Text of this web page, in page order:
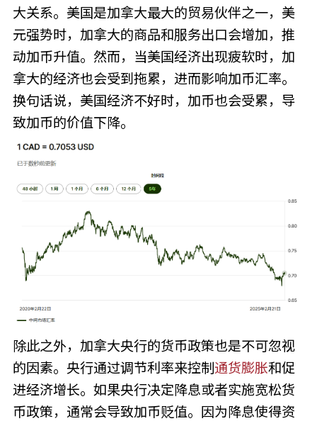
大关系。美国是加拿大最大的贸易伙伴之一，美
元强势时，加拿大的商品和服务出口会增加，推
动加币升值。然而，当美国经济出现疲软时，加
拿大的经济也会受到拖累，进而影响加币汇率。
换句话说，美国经济不好时，加币也会受累，导
致加币的价值下降。
除此之外，加拿大央行的货币政策也是不可忽视
的因素。央行通过调节利率来控制通货膨胀和促
进经济增长。如果央行决定降息或者实施宽松货
币政策，通常会导致加币贬值。因为降息使得资